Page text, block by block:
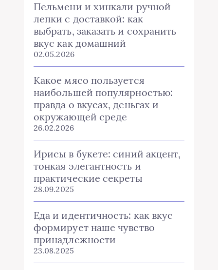
Пельмени и хинкали ручной
лепки с доставкой: как
выбрать, заказать и сохранить
вкус как домашний
02.05.2026
Какое мясо пользуется
наибольшей популярностью:
правда о вкусах, деньгах и
окружающей среде
26.02.2026
Ирисы в букете: синий акцент,
тонкая элегантность и
практические секреты
28.09.2025
Еда и идентичность: как вкус
формирует наше чувство
принадлежности
23.08.2025